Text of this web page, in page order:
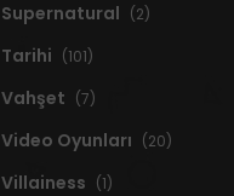
Supernatural (2)
Tarihi (101)
Vahşet (7)
Video Oyunları (20)
Villainess (1)